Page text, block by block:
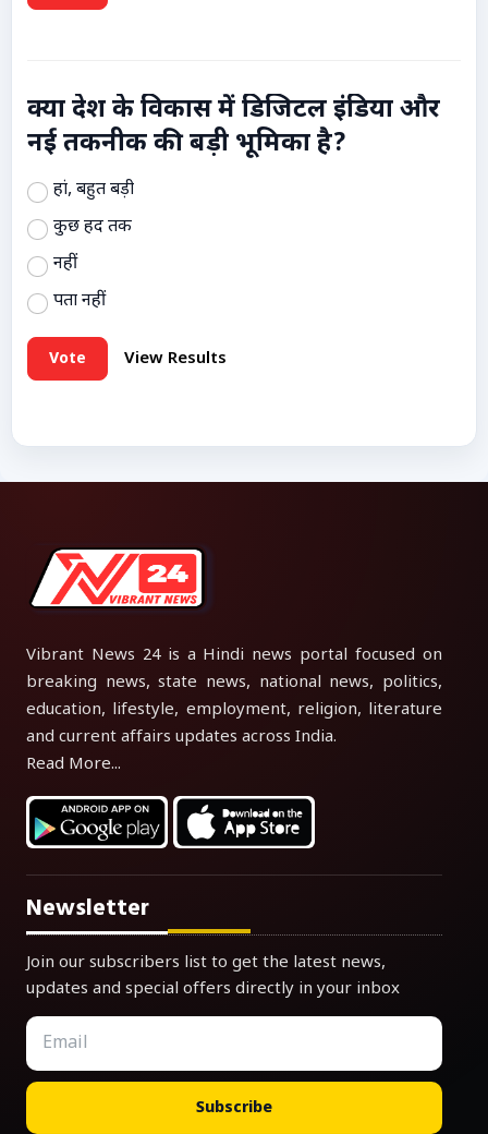
क्या देश के विकास में डिजिटल इंडिया और
नई तकनीक की बड़ी भूमिका है?
हां, बहुत बड़ी
कुछ हद तक
नहीं
पता नहीं
Vote View Results
Vibrant News 24 is a Hindi news portal focused on
breaking news, state news, national news, politics,
education, lifestyle, employment, religion, literature
and current affairs updates across India.
Read More...
Newsletter
Join our subscribers list to get the latest news,
updates and special offers directly in your inbox
Subscribe